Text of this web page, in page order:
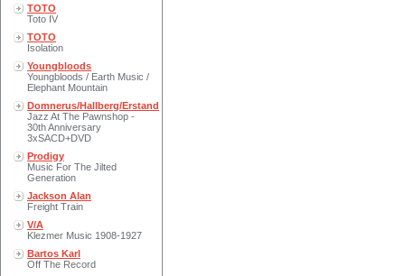
TOTO
Toto IV
TOTO
Isolation
Youngbloods
Youngbloods / Earth Music /
Elephant Mountain
Domnerus/Hallberg/Erstand
Jazz At The Pawnshop -
30th Anniversary
3xSACD+DVD
Prodigy
Music For The Jilted
Generation
Jackson Alan
Freight Train
V/A
Klezmer Music 1908-1927
Bartos Karl
Off The Record